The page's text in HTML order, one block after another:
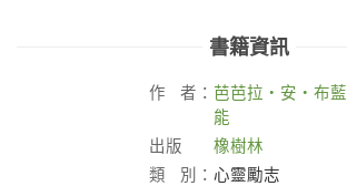
書籍資訊
作 者： 芭芭拉‧安‧布藍
能
出版
社：
橡樹林
類
別： 心靈勵志